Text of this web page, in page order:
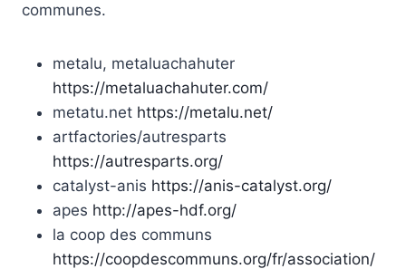
communes.
metalu, metaluachahuter
https://metaluachahuter.com/
metatu.net https://metalu.net/
artfactories/autresparts
https://autresparts.org/
catalyst-anis https://anis-catalyst.org/
apes http://apes-hdf.org/
la coop des communs
https://coopdescommuns.org/fr/association/